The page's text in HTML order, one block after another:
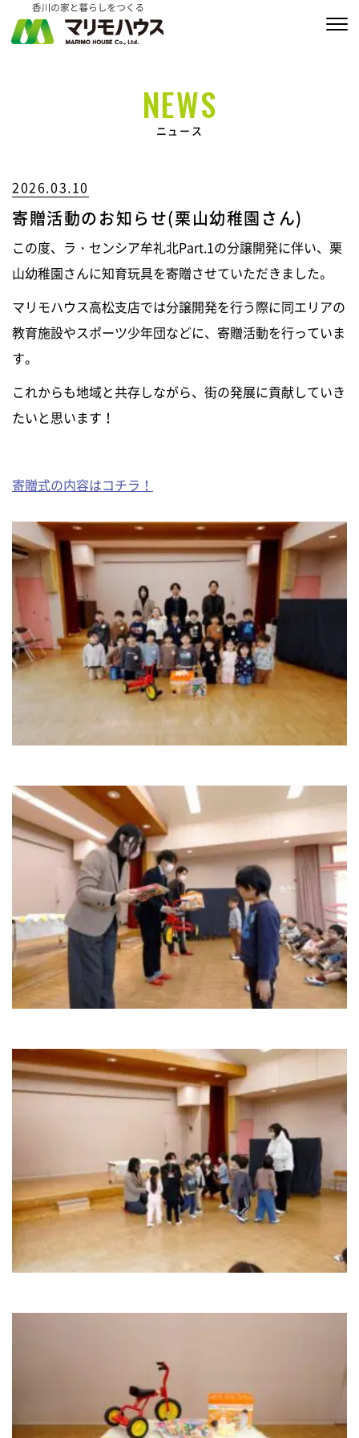
商品ラインナップ
施工実績
MARIMO Life Story
会社情報
ニュース
モデルハウスを見る
資料請求・お問い合わせ
プライバシーポリシー
カスタマーハラスメントに関する基本方針
NEWS
ニュース
2026.03.10
寄贈活動のお知らせ(栗山幼稚園さん)
この度、ラ・センシア牟礼北Part.1の分譲開発に伴い、栗
山幼稚園さんに知育玩具を寄贈させていただきました。
マリモハウス高松支店では分譲開発を行う際に同エリアの
教育施設やスポーツ少年団などに、寄贈活動を行っていま
す。
これからも地域と共存しながら、街の発展に貢献していき
たいと思います！
寄贈式の内容はコチラ！